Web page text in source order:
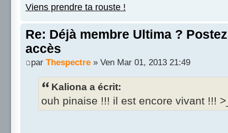
Viens prendre ta rouste !
Re: Déjà membre Ultima ?
accès
par Thespectre » Ven Mar 01, 2013 21:49
Kaliona a écrit:
ouh pinaise !!! il est encore vivant !!!